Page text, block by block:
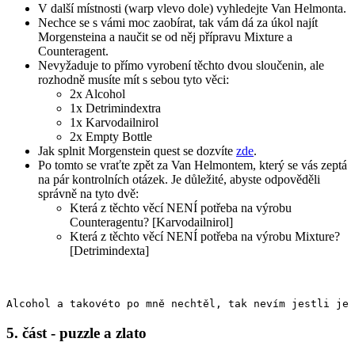
V další místnosti (warp vlevo dole) vyhledejte Van Helmonta.
Nechce se s vámi moc zaobírat, tak vám dá za úkol najít
Morgensteina a naučit se od něj přípravu Mixture a
Counteragent.
Nevyžaduje to přímo vyrobení těchto dvou sloučenin, ale
rozhodně musíte mít s sebou tyto věci:
2x Alcohol
1x Detrimindextra
1x Karvodailnirol
2x Empty Bottle
Jak splnit Morgenstein quest se dozvíte zde.
Po tomto se vraťte zpět za Van Helmontem, který se vás zeptá
na pár kontrolních otázek. Je důležité, abyste odpověděli
správně na tyto dvě:
Která z těchto věcí NENÍ potřeba na výrobu
Counteragentu? [Karvodailnirol]
Která z těchto věcí NENÍ potřeba na výrobu Mixture?
[Detrimindexta]
Alcohol a takovéto po mně nechtěl, tak nevím jestli je
5. část - puzzle a zlato